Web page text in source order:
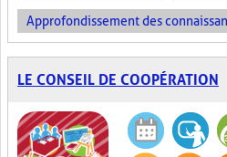
Approfondissement des
LE CONSEIL DE COOPÉRATION